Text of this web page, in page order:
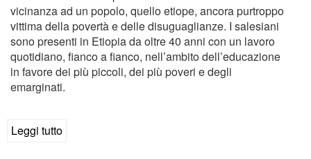
vicinanza ad un popolo, quello etiope, ancora purtroppo
vittima della povertà e delle disuguaglianze. I salesiani
sono presenti in Etiopia da oltre 40 anni con un lavoro
quotidiano, fianco a fianco, nell’ambito dell’educazione
in favore dei più piccoli, dei più poveri e degli
emarginati.
Leggi tutto